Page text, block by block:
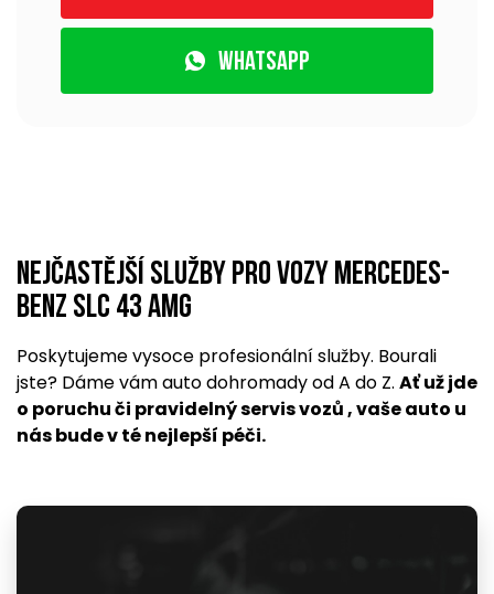
WhatsApp
Nejčastější služby pro vozy Mercedes-
Benz SLC 43 AMG
Poskytujeme vysoce profesionální služby. Bourali
jste? Dáme vám auto dohromady od A do Z. Ať už jde
o poruchu či pravidelný servis vozů , vaše auto u
nás bude v té nejlepší péči.